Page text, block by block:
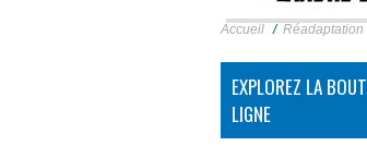
Accueil / Réadaptation
EXPLOREZ LA
LIGNE